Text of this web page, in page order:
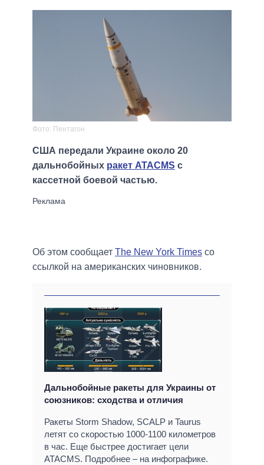
Фото: Пентагон
США передали Украине около 20
дальнобойных ракет ATACMS с
кассетной боевой частью.
Об этом сообщает The New York Times со
ссылкой на американских чиновников.
Дальнобойные ракеты для Украины от
союзников: сходства и отличия
Ракеты Storm Shadow, SCALP и Taurus
летят со скоростью 1000-1100 километров
в час. Еще быстрее достигает цели
ATACMS. Подробнее – на инфографике.